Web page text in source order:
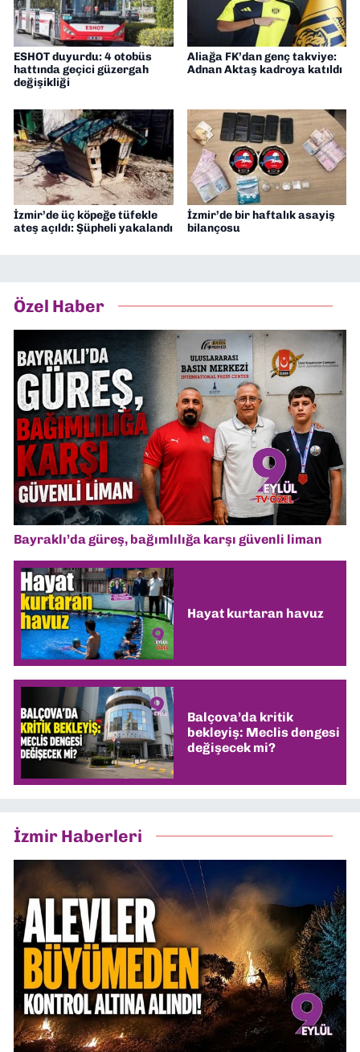
ESHOT duyurdu: 4 otobüs
hattında geçici güzergah
değişikliği
Aliağa FK’dan genç takviye:
Adnan Aktaş kadroya katıldı
İzmir’de üç köpeğe tüfekle
ateş açıldı: Şüpheli yakalandı
İzmir’de bir haftalık asayiş
bilançosu
Özel Haber
Bayraklı’da güreş, bağımlılığa karşı güvenli liman
Hayat kurtaran havuz
Balçova’da kritik
bekleyiş: Meclis dengesi
değişecek mi?
İzmir Haberleri